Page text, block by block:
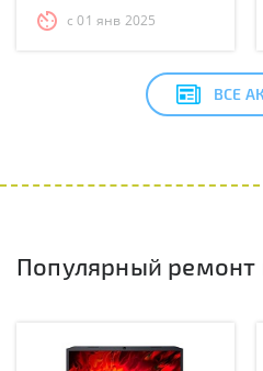
с 01 янв 2025
ВСЕ
Популярный ремонт